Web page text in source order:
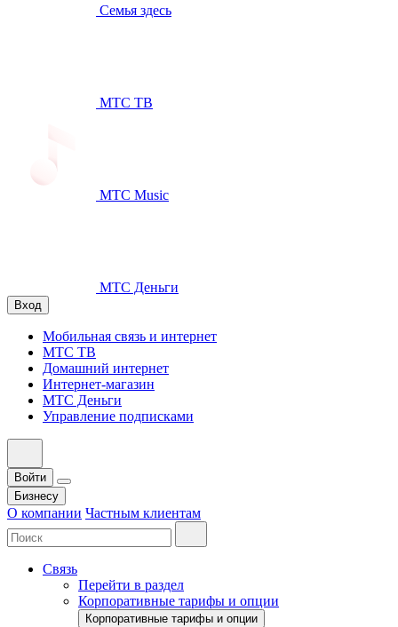
Семья здесь
МТС ТВ
МТС Music
МТС Деньги
Вход
Мобильная связь и интернет
МТС ТВ
Домашний интернет
Интернет-магазин
МТС Деньги
Управление подписками
Войти
Бизнесу
О компании Частным клиентам
Связь
Перейти в раздел
Корпоративные тарифы и опции
Корпоративные тарифы и опции